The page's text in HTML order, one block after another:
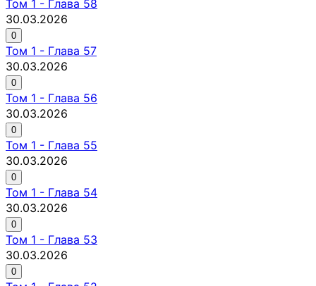
Том 1 - Глава 58
30.03.2026
0
Том 1 - Глава 57
30.03.2026
0
Том 1 - Глава 56
30.03.2026
0
Том 1 - Глава 55
30.03.2026
0
Том 1 - Глава 54
30.03.2026
0
Том 1 - Глава 53
30.03.2026
0